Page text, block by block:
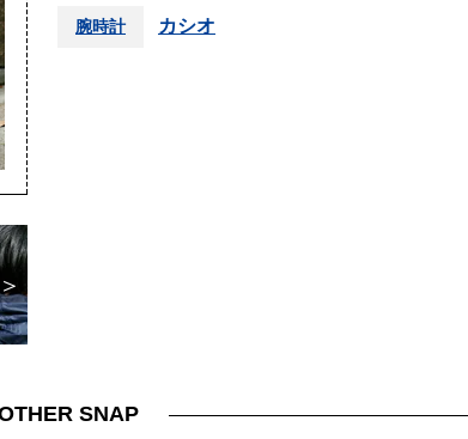
腕時計 カシオ
SNAP